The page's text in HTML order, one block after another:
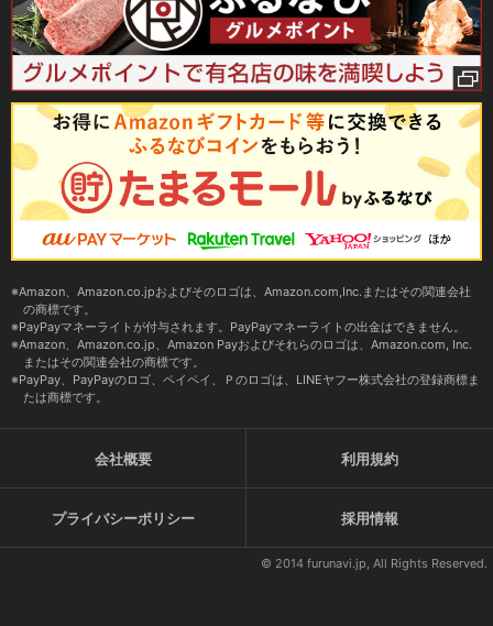
Amazon、Amazon.co.jpおよびそのロゴは、Amazon.com,Inc.またはその関連会社
の商標です。
PayPayマネーライトが付与されます。PayPayマネーライトの出金はできません。
Amazon、Amazon.co.jp、Amazon Payおよびそれらのロゴは、Amazon.com, Inc.
またはその関連会社の商標です。
PayPay、PayPayのロゴ、ペイペイ、Ｐのロゴは、LINEヤフー株式会社の登録商標ま
たは商標です。
会社概要 利用規約
プライバシーポリシー 採用情報
© 2014 furunavi.jp, All Rights Reserved.